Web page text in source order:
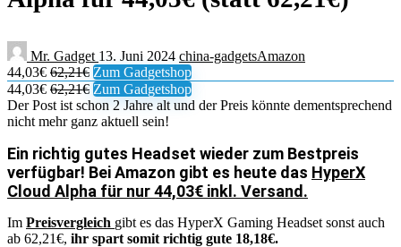
Mr. Gadget 13. Juni 2024 china-gadgetsAmazon
44,03€ 62,21€ Zum Gadgetshop
44,03€ 62,21€ Zum Gadgetshop
Der Post ist schon 2 Jahre alt und der Preis könnte dementsprechend
nicht mehr ganz aktuell sein!
Ein richtig gutes Headset wieder zum Bestpreis
verfügbar! Bei Amazon gibt es heute das HyperX
Cloud Alpha für nur 44,03€ inkl. Versand.
Im Preisvergleich gibt es das HyperX Gaming Headset sonst auch
ab 62,21€, ihr spart somit richtig gute 18,18€.